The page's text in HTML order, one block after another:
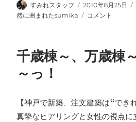
投
稿
すみれスタッフ
投
稿
2010年8月25日
然に囲まれたsumika
夕
来
野
地
コメント
千歳棟～、万歳棟
～っ！
【神戸で新築、注文建築は“でき
真摯なヒアリングと女性の視点に